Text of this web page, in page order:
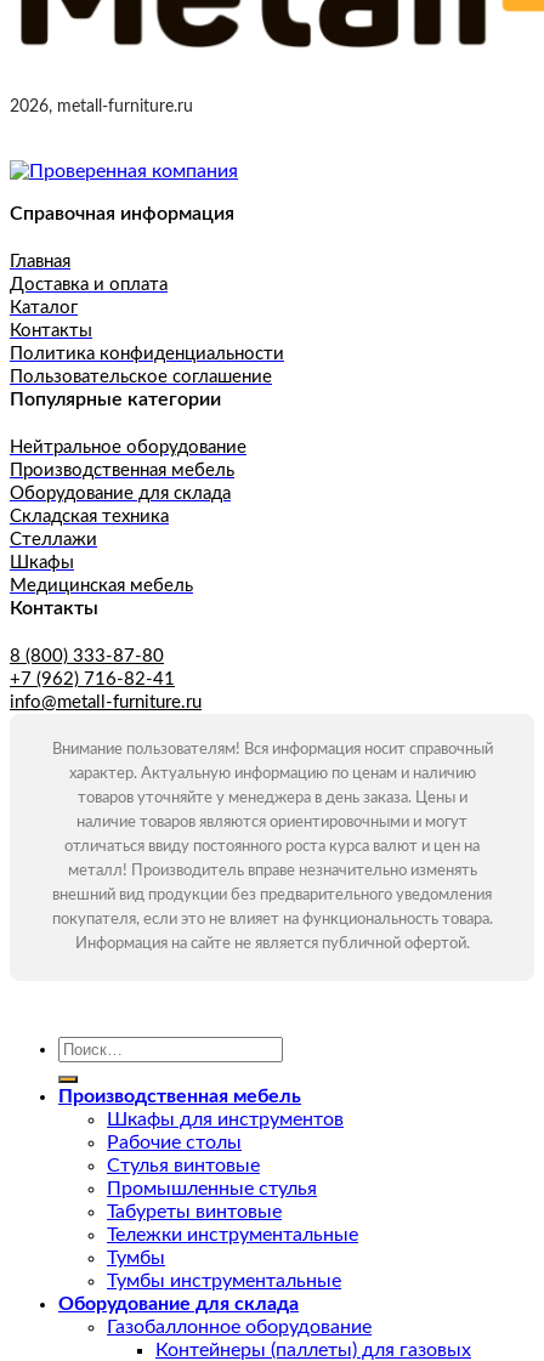
2026, metall-furniture.ru
Справочная информация
Главная
Доставка и оплата
Каталог
Контакты
Политика конфиденциальности
Пользовательское соглашение
Популярные категории
Нейтральное оборудование
Производственная мебель
Оборудование для склада
Складская техника
Стеллажи
Шкафы
Медицинская мебель
Контакты
8 (800) 333-87-80
+7 (962) 716-82-41
info@metall-furniture.ru
Внимание пользователям! Вся информация носит справочный
характер. Актуальную информацию по ценам и наличию
товаров уточняйте у менеджера в день заказа. Цены и
наличие товаров являются ориентировочными и могут
отличаться ввиду постоянного роста курса валют и цен на
металл! Производитель вправе незначительно изменять
внешний вид продукции без предварительного уведомления
покупателя, если это не влияет на функциональность товара.
Информация на сайте не является публичной офертой.
Искать:
Производственная мебель
Шкафы для инструментов
Рабочие столы
Стулья винтовые
Промышленные стулья
Табуреты винтовые
Тележки инструментальные
Тумбы
Тумбы инструментальные
Оборудование для склада
Газобаллонное оборудование
Контейнеры (паллеты) для газовых